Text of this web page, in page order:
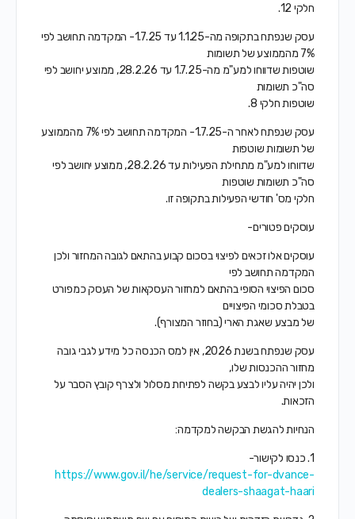
חלקי 12.
עסק שנפתח בתקופה מה-1.1.25 עד 1.7.25- המקדמה תחושב לפי
7% מהממוצע של תשומות
שוטפות שדווחו למע"מ מה-1.7.25 עד 28.2.26, ממוצע יחושב לפי
סה"כ תשומות
שוטפות חלקי 8.
עסק שנפתח לאחר ה-1.7.25- המקדמה תחושב לפי 7% מהממוצע
של תשומות שוטפות
שדווחו למע"מ מתחילת הפעילות עד 28.2.26, ממוצע יחושב לפי
סה"כ תשומות שוטפות
חלקי מס' חודשי הפעילות בתקופה זו.
עוסקים פטורים-
עוסקים אלו זכאים לפיצוי בסכום קבוע בהתאם לגובה המחזור ולכן
המקדמה תחושב לפי
סכום הפיצוי הסופי בהתאם למחזור העסקאות של העסק כמפורט
בטבלת סכומי הפיצויים
של מבצע שאגת הארי (בחוזר המצורף).
עסק שנפתח בשנת 2026, אין למס הכנסה כל מידע לגבי גובה
מחזור ההכנסות שלו,
ולכן יהיה עליו לבצע בקשה לפתיחת מסלול ולצרף קובץ הסבר על
הזכאות.
הנחיות להגשת הבקשה למקדמה:
1. כנסו לקישור-
https://www.gov.il/he/service/request-for-dvance-
dealers-shaagat-haari